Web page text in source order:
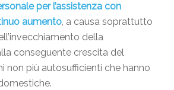
per l’assistenza con
aumento, a causa soprattutto
della
conseguente crescita del
non più autosufficienti che hanno